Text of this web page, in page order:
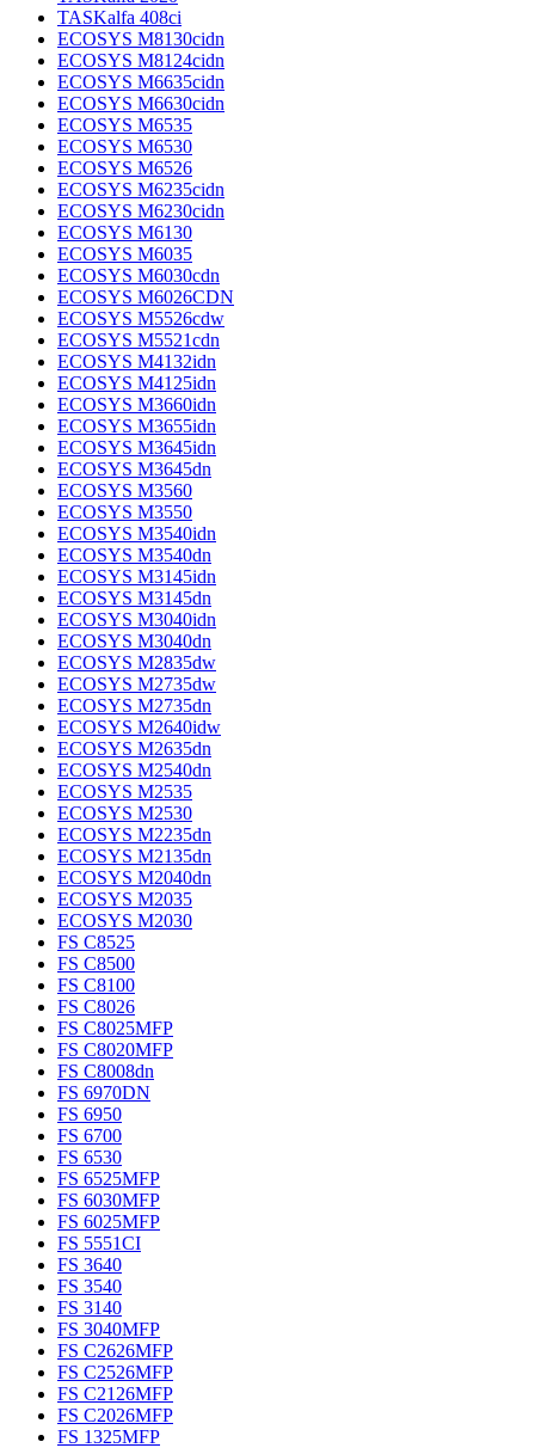
TASKalfa 408ci
ECOSYS M8130cidn
ECOSYS M8124cidn
ECOSYS M6635cidn
ECOSYS M6630cidn
ECOSYS M6535
ECOSYS M6530
ECOSYS M6526
ECOSYS M6235cidn
ECOSYS M6230cidn
ECOSYS M6130
ECOSYS M6035
ECOSYS M6030cdn
ECOSYS M6026CDN
ECOSYS M5526cdw
ECOSYS M5521cdn
ECOSYS M4132idn
ECOSYS M4125idn
ECOSYS M3660idn
ECOSYS M3655idn
ECOSYS M3645idn
ECOSYS M3645dn
ECOSYS M3560
ECOSYS M3550
ECOSYS M3540idn
ECOSYS M3540dn
ECOSYS M3145idn
ECOSYS M3145dn
ECOSYS M3040idn
ECOSYS M3040dn
ECOSYS M2835dw
ECOSYS M2735dw
ECOSYS M2735dn
ECOSYS M2640idw
ECOSYS M2635dn
ECOSYS M2540dn
ECOSYS M2535
ECOSYS M2530
ECOSYS M2235dn
ECOSYS M2135dn
ECOSYS M2040dn
ECOSYS M2035
ECOSYS M2030
FS C8525
FS C8500
FS C8100
FS C8026
FS C8025MFP
FS C8020MFP
FS C8008dn
FS 6970DN
FS 6950
FS 6700
FS 6530
FS 6525MFP
FS 6030MFP
FS 6025MFP
FS 5551CI
FS 3640
FS 3540
FS 3140
FS 3040MFP
FS C2626MFP
FS C2526MFP
FS C2126MFP
FS C2026MFP
FS 1325MFP